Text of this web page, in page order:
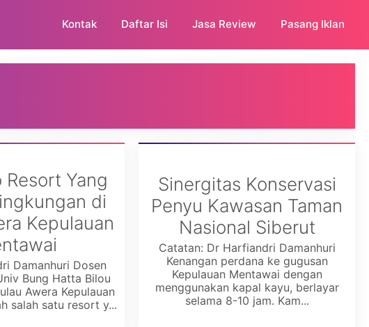
Kontak Daftar Isi Jasa Review Pasang Iklan
Resort Yang
di
Kepulauan
Damanhuri Dosen
Bung Hatta Bilou
Awera Kepulauan
salah satu resort y...
Sinergitas Konservasi
Penyu Kawasan Taman
Nasional Siberut
Catatan: Dr Harfiandri Damanhuri
Kenangan perdana ke gugusan
Kepulauan Mentawai dengan
menggunakan kapal kayu, berlayar
selama 8-10 jam. Kam...